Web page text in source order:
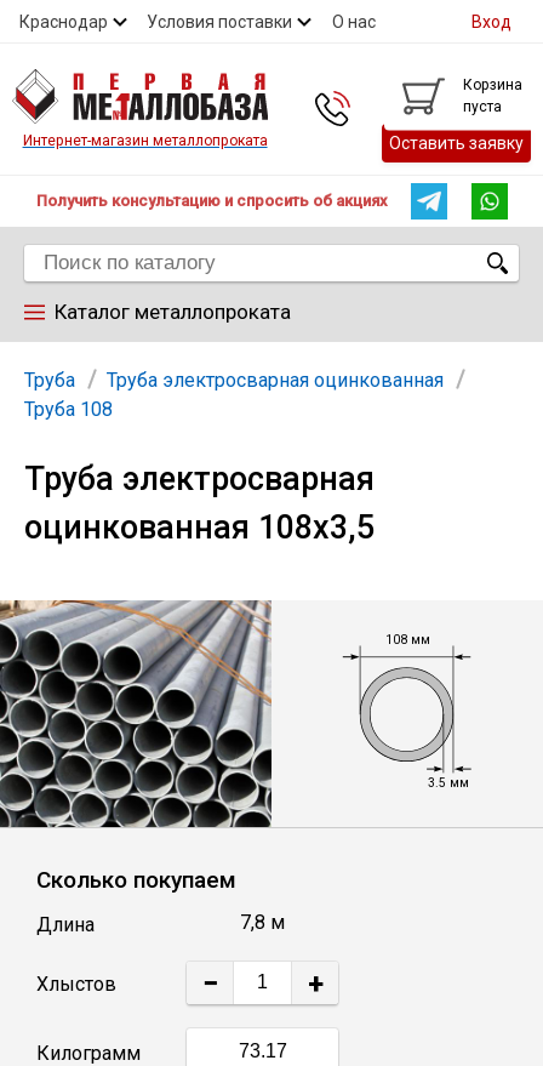
Краснодар Условия поставки О нас
Контакты
Контакты
Вход
Интернет-магазин металлопроката
Корзина
пуста
Оставить заявку
Получить консультацию и спросить об акциях
Каталог металлопроката
Арматура
Лист
Балка
Швеллер
Квадрат
Труба профильная
Полоса
Труба
Труба электросварная оцинкованная
Труба 108
Труба электросварная
оцинкованная 108х3,5
108 мм
3.5 мм
Сколько покупаем
Длина 7,8 м
Хлыстов − +
Килограмм